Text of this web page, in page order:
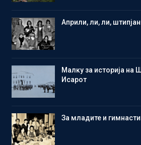
Aприли, ли, ли,
Малку за историја на
Исарот
Зa младите и